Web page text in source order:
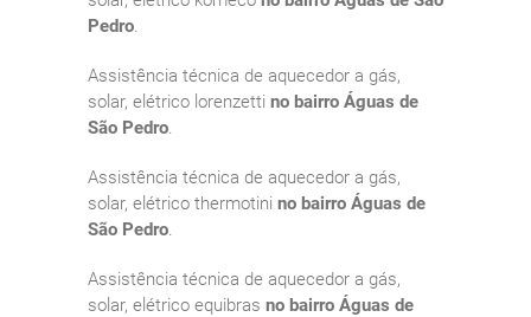
Pedro.
Assistência técnica de aquecedor a gás,
solar, elétrico lorenzetti no bairro Águas de
São Pedro.
Assistência técnica de aquecedor a gás,
solar, elétrico thermotini no bairro Águas de
São Pedro.
Assistência técnica de aquecedor a gás,
solar, elétrico equibras no bairro Águas de